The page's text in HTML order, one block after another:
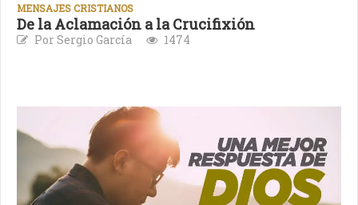
MENSAJES CRISTIANOS
De la Aclamación a la Crucifixión
Por Sergio García 1474